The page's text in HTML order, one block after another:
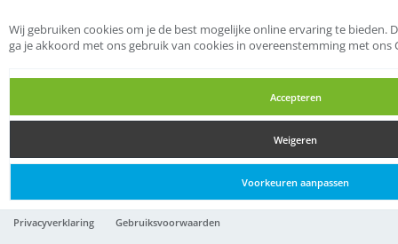
Wij gebruiken cookies om je de best mogelijke online ervaring te bieden.
ga je akkoord met ons gebruik van cookies in overeenstemming met ons
Accepteren
Weigeren
Voorkeuren aanpassen
Privacyverklaring Gebruiksvoorwaarden
Startpagina
Bouwbeslag
Deurbeslag
Langschilden
Langschilden
Langschilden
AXA